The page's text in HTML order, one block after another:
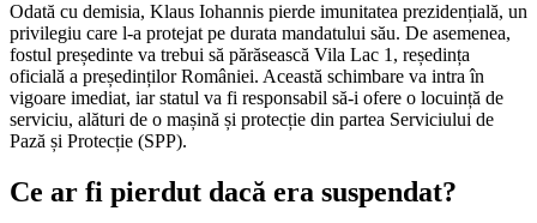
Odată cu demisia, Klaus Iohannis pierde imunitatea prezidențială, un
privilegiu care l-a protejat pe durata mandatului său. De asemenea,
fostul președinte va trebui să părăsească Vila Lac 1, reședința
oficială a președinților României. Această schimbare va intra în
vigoare imediat, iar statul va fi responsabil să-i ofere o locuință de
serviciu, alături de o mașină și protecție din partea Serviciului de
Pază și Protecție (SPP).
Ce ar fi pierdut dacă era suspendat?